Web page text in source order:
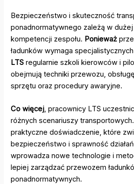
Bezpieczeństwo i skuteczność
ponadnormatywnego zależą w
kompetencji zespołu. Ponieważ
ładunków wymaga
LTS regularnie szkoli kierowców i
obejmują techniki przewozu,
sprzętu oraz procedury awaryjne.
Co więcej, pracownicy LTS
różnych scenariuszy
praktyczne doświadczenie, które
bezpieczeństwo i sprawność
wprowadza nowe technologie i
lepiej zarządzać przewozem
ponadnormatywnych.